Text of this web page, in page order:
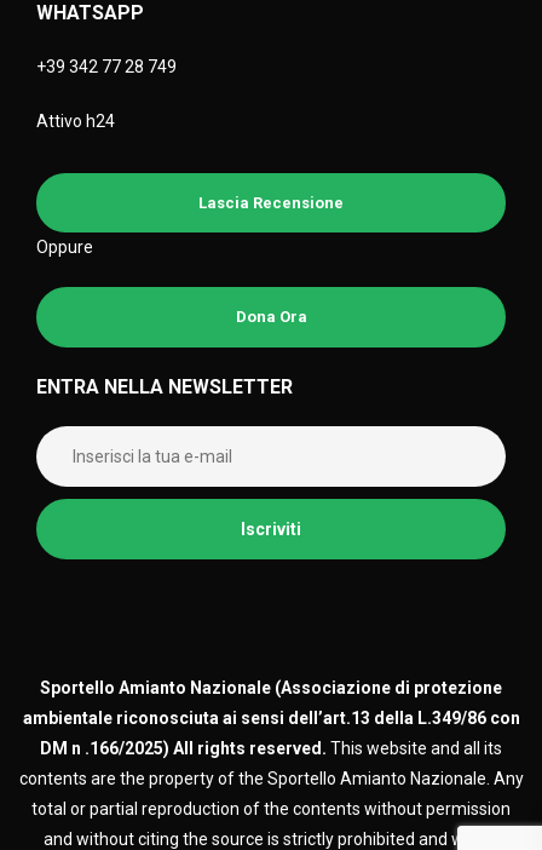
WHATSAPP
+39 342 77 28 749
Attivo h24
Lascia Recensione
Oppure
Dona Ora
ENTRA NELLA NEWSLETTER
Sportello Amianto Nazionale (Associazione di protezione
ambientale riconosciuta ai sensi dell’art.13 della L.349/86 con
DM n .166/2025) All rights reserved. This website and all its
contents are the property of the Sportello Amianto Nazionale. Any
total or partial reproduction of the contents without permission
and without citing the source is strictly prohibited and will be